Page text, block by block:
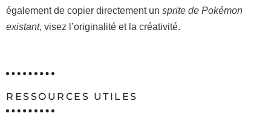
également de copier directement un sprite de Pokémon
existant, visez l’originalité et la créativité.
RESSOURCES UTILES